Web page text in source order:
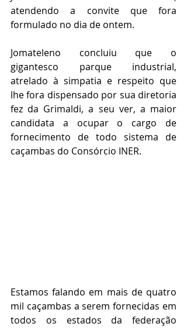
atendendo a convite que fora
formulado no dia de ontem.
Jomateleno concluiu que o
gigantesco parque industrial,
atrelado à simpatia e respeito que
lhe fora dispensado por sua diretoria
fez da Grimaldi, a seu ver, a maior
candidata a ocupar o cargo de
fornecimento de todo sistema de
caçambas do Consórcio INER.
Estamos falando em mais de quatro
mil caçambas a serem fornecidas em
todos os estados da federação